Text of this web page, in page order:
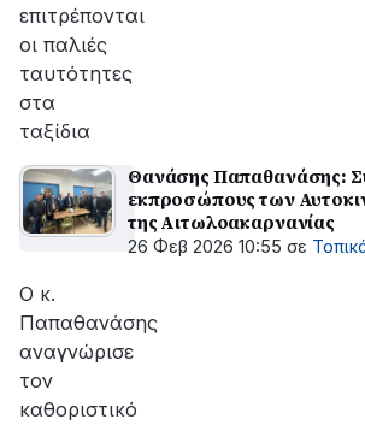
επιτρέπονται
οι παλιές
ταυτότητες
στα
ταξίδια
Θανάσης Παπαθανάσης:
εκπροσώπους των
της Αιτωλοακαρνανίας
26 Φεβ 2026 10:55 σε
Ο κ.
Παπαθανάσης
αναγνώρισε
τον
καθοριστικό